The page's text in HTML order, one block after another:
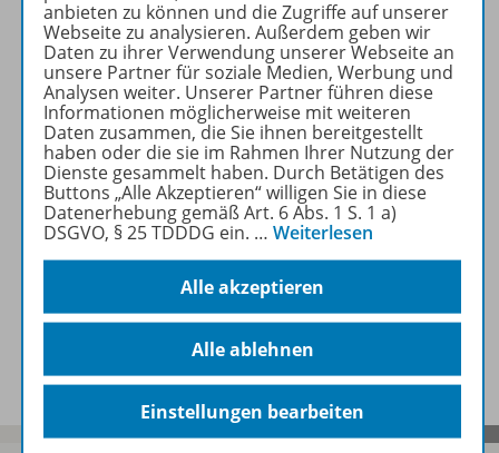
Produktinformationen
Beschreibung
Zugehörige Produkte
Benachrichtigungs-Service
anbieten zu können und die Zugriffe auf unserer
Webseite zu analysieren. Außerdem geben wir
Daten zu ihrer Verwendung unserer Webseite an
unsere Partner für soziale Medien, Werbung und
Analysen weiter. Unserer Partner führen diese
Informationen möglicherweise mit weiteren
Daten zusammen, die Sie ihnen bereitgestellt
haben oder die sie im Rahmen Ihrer Nutzung der
Dienste gesammelt haben. Durch Betätigen des
Buttons „Alle Akzeptieren“ willigen Sie in diese
Datenerhebung gemäß Art. 6 Abs. 1 S. 1 a)
DSGVO, § 25 TDDDG ein. … Weiterlesen
Alle akzeptieren
Alle ablehnen
Einstellungen bearbeiten